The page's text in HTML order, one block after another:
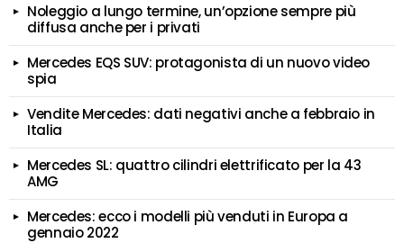
Noleggio a lungo termine, un’opzione sempre più
diffusa anche per i privati
Mercedes EQS SUV: protagonista di un nuovo video
spia
Vendite Mercedes: dati negativi anche a febbraio in
Italia
Mercedes SL: quattro cilindri elettrificato per la 43
AMG
Mercedes: ecco i modelli più venduti in Europa a
gennaio 2022